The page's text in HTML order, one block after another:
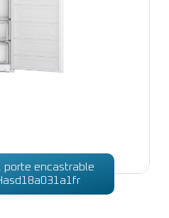
porte encastrable